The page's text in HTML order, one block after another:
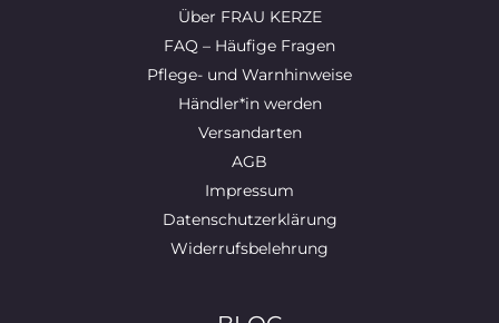
Über FRAU KERZE
FAQ – Häufige Fragen
Pflege- und Warnhinweise
Händler*in werden
Versandarten
AGB
Impressum
Datenschutzerklärung
Widerrufsbelehrung